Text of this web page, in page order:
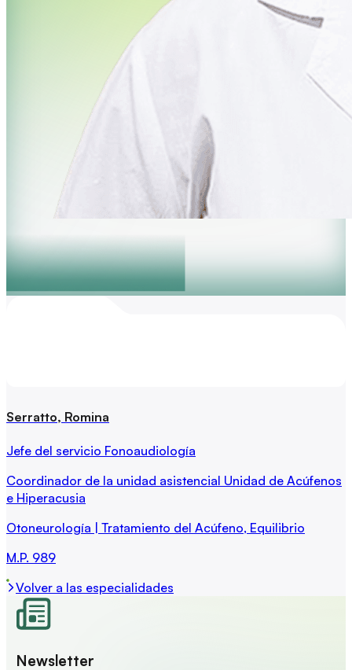
Serratto, Romina
Jefe del servicio Fonoaudiología
Coordinador de la unidad asistencial Unidad de Acúfenos
e Hiperacusia
Otoneurología | Tratamiento del Acúfeno, Equilibrio
M.P. 989
Volver a las especialidades
Newsletter